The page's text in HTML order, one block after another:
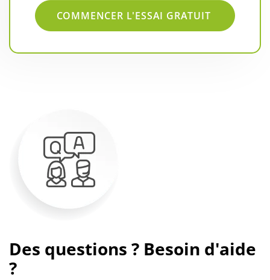
COMMENCER L'ESSAI GRATUIT
Des questions ? Besoin d'aide
?